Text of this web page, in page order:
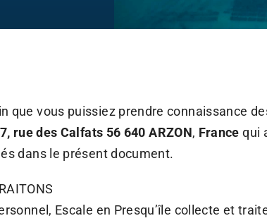
vous puissiez prendre connaissance
7, rue des Calfats 56 640 ARZON, France qui
dans le présent document.
Escale en Presqu’île collecte et